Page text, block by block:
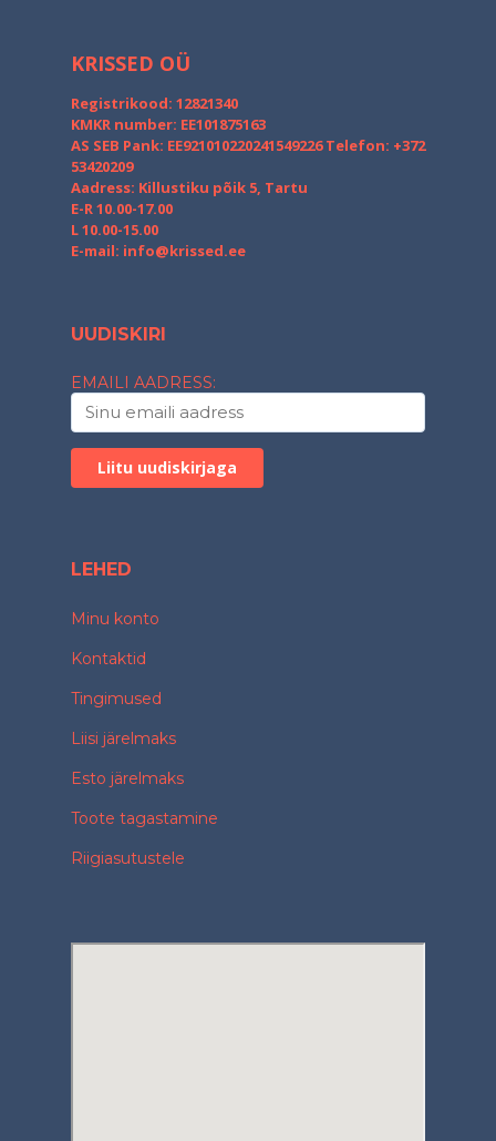
KRISSED OÜ
Registrikood: 12821340
KMKR number: EE101875163
AS SEB Pank: EE921010220241549226 Telefon: +372
53420209
Aadress: Killustiku põik 5, Tartu
E-R 10.00-17.00
L 10.00-15.00
E-mail: info@krissed.ee
UUDISKIRI
EMAILI AADRESS:
LEHED
Minu konto
Kontaktid
Tingimused
Liisi järelmaks
Esto järelmaks
Toote tagastamine
Riigiasutustele